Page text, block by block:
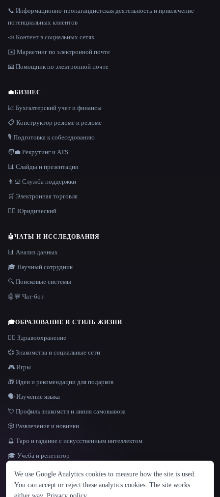
ЯЗЫК
English español Français Русский 简体中文
Hindi
📞 Информационно-пропагандистская деятельность и привлечение
потенциальных клиентов
📣 Контент в социальных сетях
✉️ Маркетинг по электронной почте
📧 Помощник по электронной почте
💼БИЗНЕС
📈 Бухгалтерский учет и финансы
📋 Конструктор резюме и резюме
🎙️ Подготовка к собеседованию
🧑‍💼 Рекрутинг и ATS
📊 Слайды и презентации
👨‍💻 Служба поддержки
🛒 Электронная торговля
👩‍⚖️ Юридический
🤖ЧАТЫ И ИССЛЕДОВАНИЯ
📊 Анализ данных
🎓 Научный сотрудник
🔍 Поисковые системы
🤖💬 Чат-бот
🎓ОБРАЗОВАНИЕ И СТИЛЬ ЖИЗНИ
👩‍⚕️ Здравоохранение
💞 Знакомства и социальные сети
🎮 Игры
🎁 Идеи и рекомендации для подарков
🗣️ Изучение языка
💘 Профиль знакомств и линия самовывоза
🎲 Развлечения и новинки
🔮 Таро и гадание с искусственным интеллектом
🎓 Учеба и репетитор
We use Google Analytics cookies to measure how the site is used.
You can accept or reject these analytics cookies. The site works